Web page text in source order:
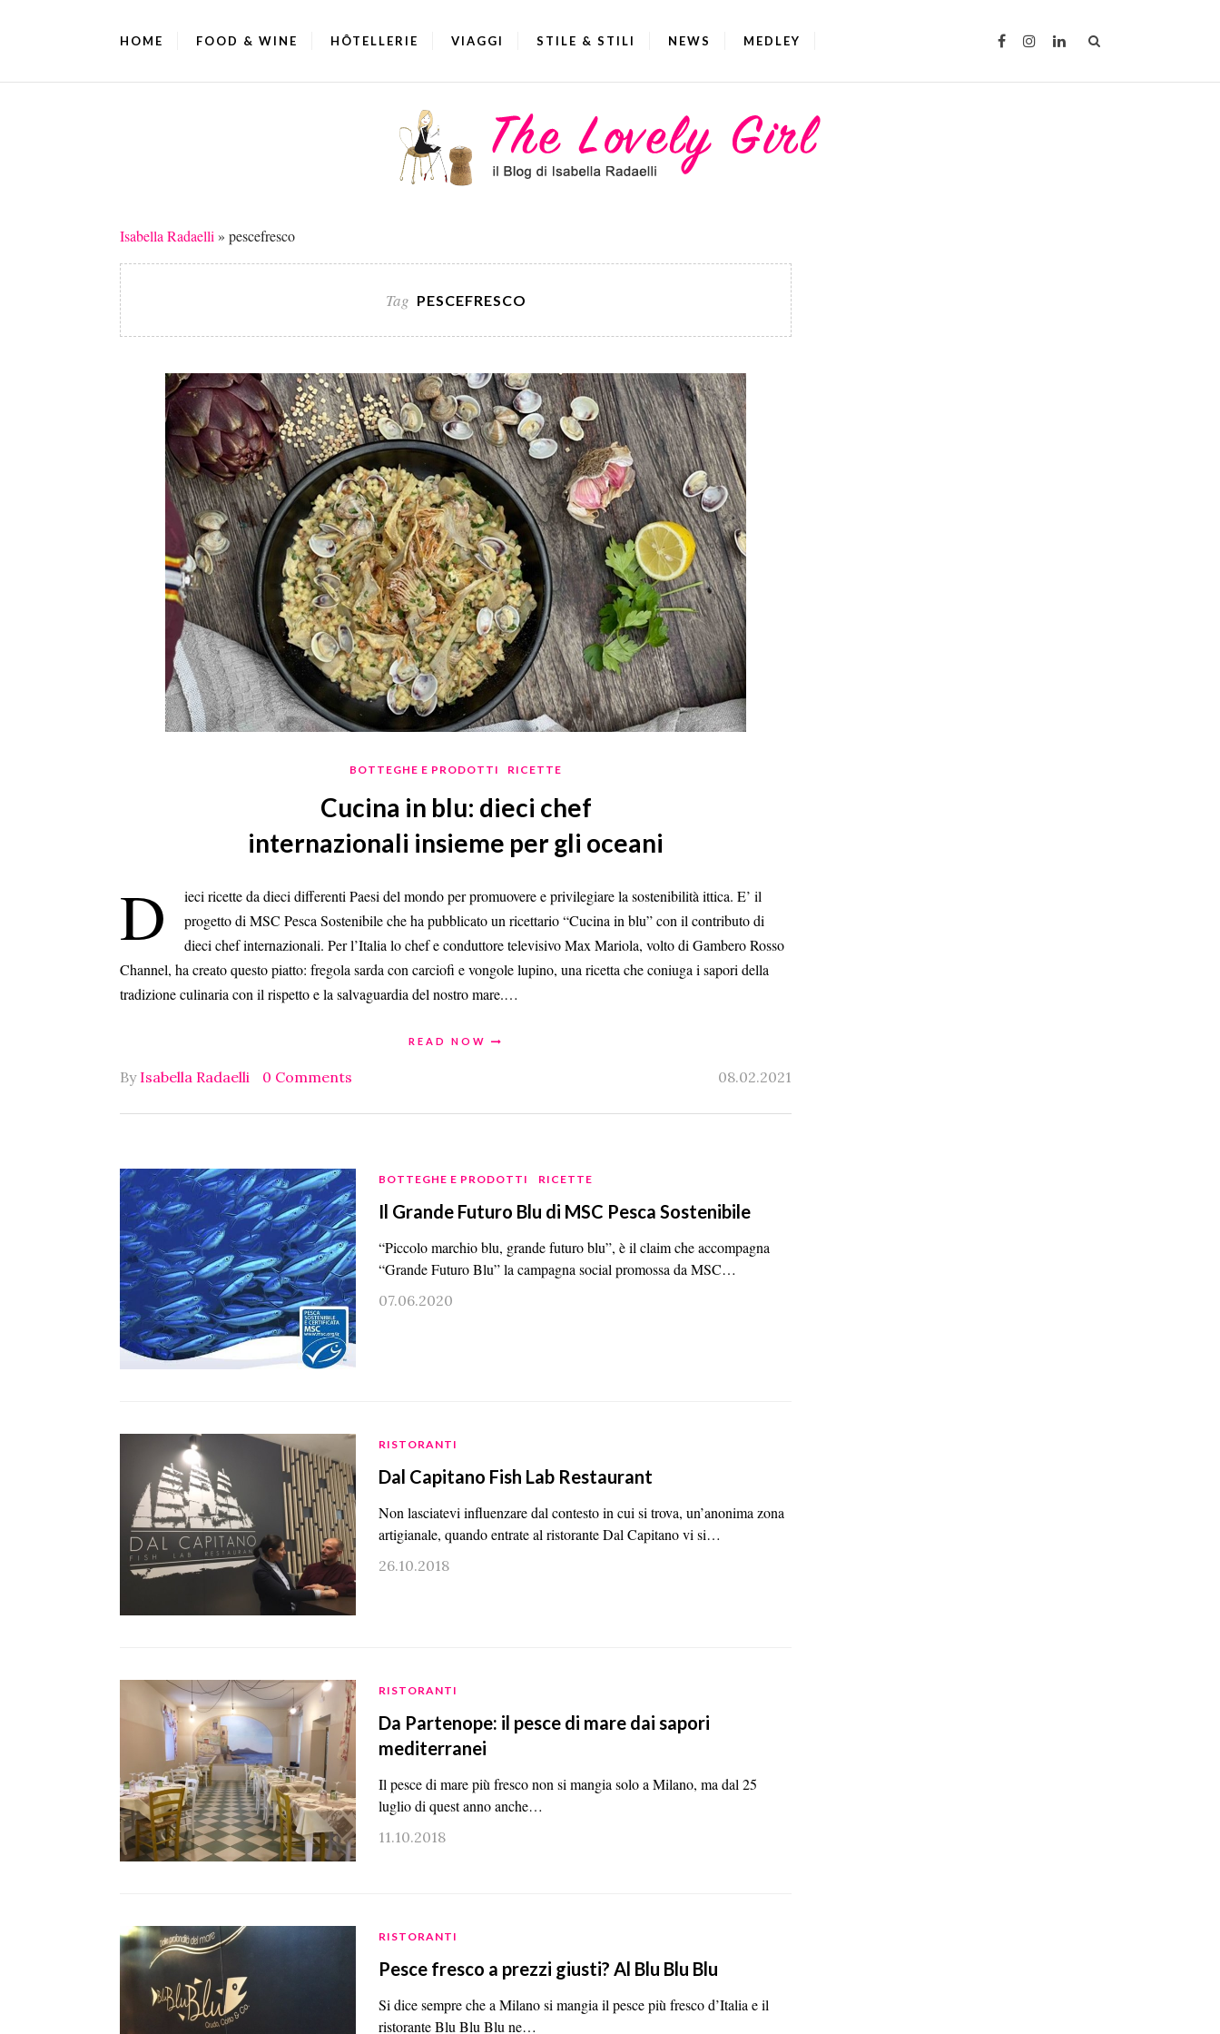
HOME FOOD & WINE HÔTELLERIE VIAGGI STILE & STILI NEWS MEDLEY
Isabella Radaelli » pescefresco
Tag PESCEFRESCO
BOTTEGHE E PRODOTTI RICETTE
Cucina in blu: dieci chef
internazionali insieme per gli oceani
D
ieci ricette da dieci differenti Paesi del mondo per promuovere e privilegiare la sostenibilità ittica. E’ il
progetto di MSC Pesca Sostenibile che ha pubblicato un ricettario “Cucina in blu” con il contributo di
dieci chef internazionali. Per l’Italia lo chef e conduttore televisivo Max Mariola, volto di Gambero Rosso
Channel, ha creato questo piatto: fregola sarda con carciofi e vongole lupino, una ricetta che coniuga i sapori della
tradizione culinaria con il rispetto e la salvaguardia del nostro mare.…
READ NOW
By Isabella Radaelli 0 Comments 08.02.2021
BOTTEGHE E PRODOTTI RICETTE
Il Grande Futuro Blu di MSC Pesca Sostenibile
“Piccolo marchio blu, grande futuro blu”, è il claim che accompagna
“Grande Futuro Blu” la campagna social promossa da MSC…
07.06.2020
RISTORANTI
Dal Capitano Fish Lab Restaurant
Non lasciatevi influenzare dal contesto in cui si trova, un’anonima zona
artigianale, quando entrate al ristorante Dal Capitano vi si…
26.10.2018
RISTORANTI
Da Partenope: il pesce di mare dai sapori
mediterranei
Il pesce di mare più fresco non si mangia solo a Milano, ma dal 25
luglio di quest anno anche…
11.10.2018
RISTORANTI
Pesce fresco a prezzi giusti? Al Blu Blu Blu
Si dice sempre che a Milano si mangia il pesce più fresco d’Italia e il
ristorante Blu Blu Blu ne…